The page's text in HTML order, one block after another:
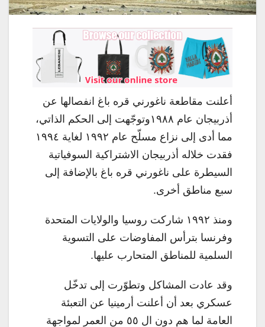
أعلنت مقاطعة ناغورني قره باغ انفصالها عن
أذربيجان عام ١٩٨٨وتوجّهت إلى الحكم الذاتي،
مما أدى إلى نزاع مسلّح عام ١٩٩٢ لغاية ١٩٩٤
فقدت خلاله أذربيجان الاشتراكية السوفياتية
السيطرة على ناغورني قره باغ بالإضافة إلى
سبع مناطق أخرى.
ومنذ ١٩٩٢ شاركت روسيا والولايات المتحدة
وفرنسا بترأس المفاوضات على التسوية
السلمية للمناطق المتحارب عليها.
وقد عادت المشاكل وتطوّرت إلى تدخّل
عسكري بعد أن أعلنت أرمينيا عن التعبئة
العامة لما هم دون ال ٥٥ من العمر لمواجهة